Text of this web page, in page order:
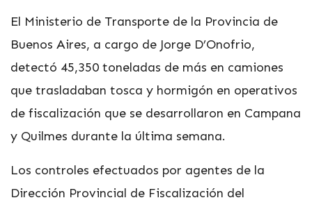
El Ministerio de Transporte de la Provincia de
Buenos Aires, a cargo de Jorge D’Onofrio,
detectó 45,350 toneladas de más en camiones
que trasladaban tosca y hormigón en operativos
de fiscalización que se desarrollaron en Campana
y Quilmes durante la última semana.
Los controles efectuados por agentes de la
Dirección Provincial de Fiscalización del